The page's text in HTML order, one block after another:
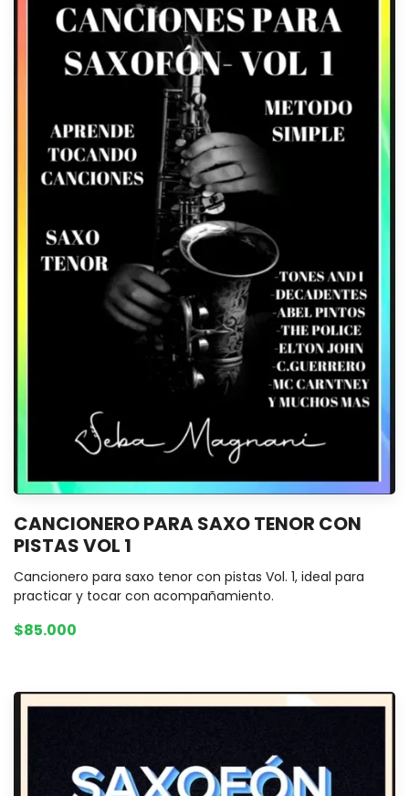
CANCIONERO PARA SAXO TENOR CON
PISTAS VOL 1
Cancionero para saxo tenor con pistas Vol. 1, ideal para
practicar y tocar con acompañamiento.
$85.000